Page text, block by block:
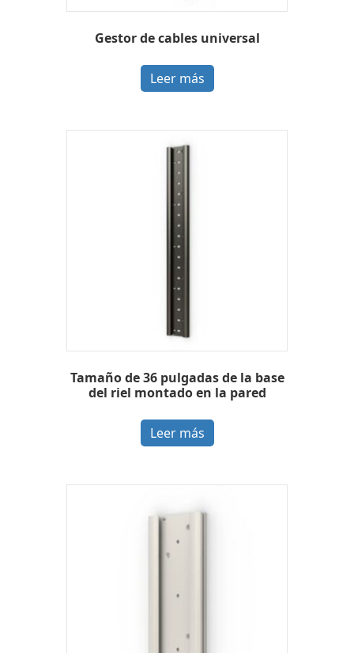
Gestor de cables universal
Leer más
Tamaño de 36 pulgadas de la base
del riel montado en la pared
Leer más